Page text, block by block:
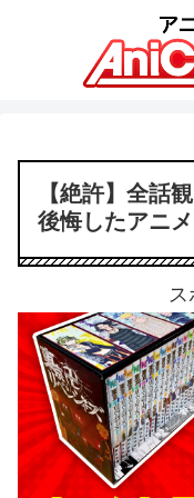
【絶許】全話
後悔したアニ
ス